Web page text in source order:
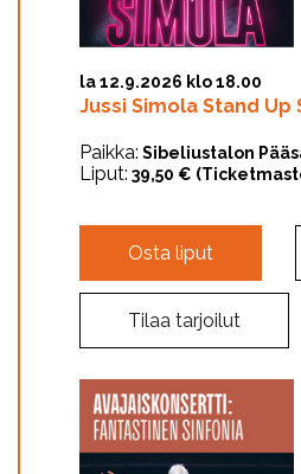
la 12.9.2026 klo 18.00
Jussi Simola Stand Up
Paikka: Sibeliustalon
Liput: 39,50 €
Osta liput
Tilaa tarjoilut